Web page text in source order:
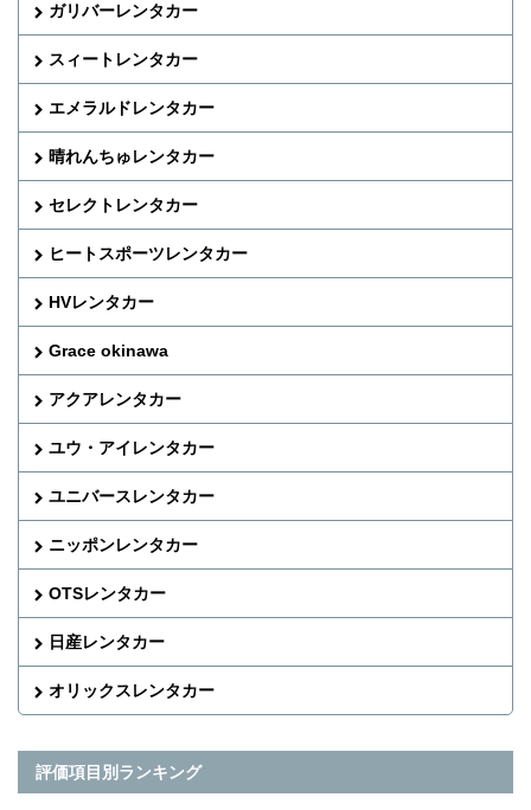
ガリバーレンタカー
スィートレンタカー
エメラルドレンタカー
晴れんちゅレンタカー
セレクトレンタカー
ヒートスポーツレンタカー
HVレンタカー
Grace okinawa
アクアレンタカー
ユウ・アイレンタカー
ユニバースレンタカー
ニッポンレンタカー
OTSレンタカー
日産レンタカー
オリックスレンタカー
評価項目別ランキング